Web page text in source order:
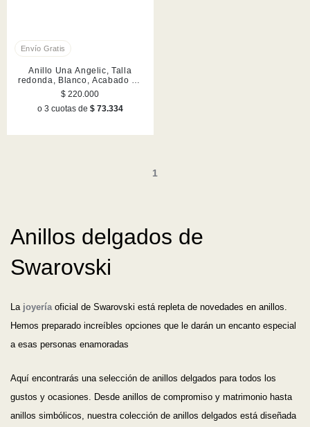
Anillo Una Angelic, Talla
redonda, Blanco, Acabado en
tono oro rosa
$ 220.000
o 3 cuotas de $ 73.334
1
Anillos delgados de
Swarovski
La joyería oficial de Swarovski está repleta de novedades en anillos.
Hemos preparado increíbles opciones que le darán un encanto especial
a esas personas enamoradas
Aquí encontrarás una selección de anillos delgados para todos los
gustos y ocasiones. Desde anillos de compromiso y matrimonio hasta
anillos simbólicos, nuestra colección de anillos delgados está diseñada